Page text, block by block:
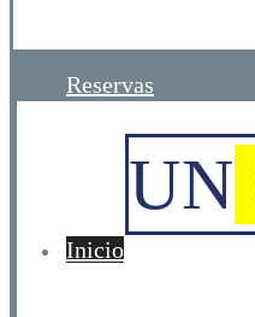
Reservas
Inicio
UN